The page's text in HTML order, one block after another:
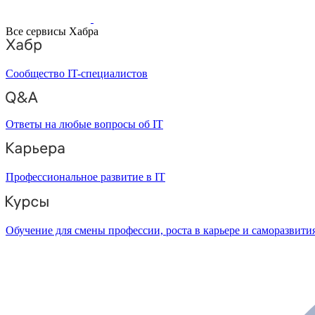
Все сервисы Хабра
Сообщество IT-специалистов
Ответы на любые вопросы об IT
Профессиональное развитие в IT
Обучение для смены профессии, роста в карьере и